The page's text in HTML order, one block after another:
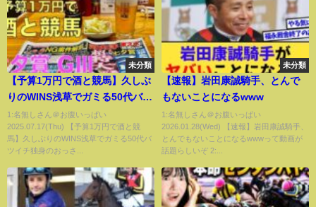
未分類
【予算1万円で酒と競馬】久しぶ
りのWINS浅草でガミる50代バツ
イチ独身のおっさん【七夕賞
GⅢ】
1:名無しさん＠お腹いっぱい
2025.07.17(Thu) 【予算1万円で酒と競
馬】久しぶりのWINS浅草でガミる50代バ
ツイチ独身のおっさ...
未分類
【速報】岩田康誠騎手、とんで
もないことになるwww
1:名無しさん＠お腹いっぱい
2026.01.28(Wed) 【速報】岩田康誠騎手、
とんでもないことになるwwwって動画が
話題らしいぞ 2:...